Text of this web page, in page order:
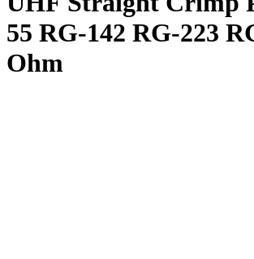
55 RG-142 RG-223
Ohm